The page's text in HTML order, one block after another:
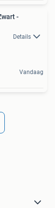
-
Details
Vandaag